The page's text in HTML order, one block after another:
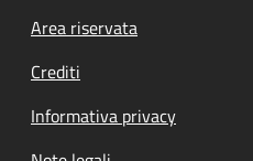
Footer menu
Area riservata
Crediti
Informativa privacy